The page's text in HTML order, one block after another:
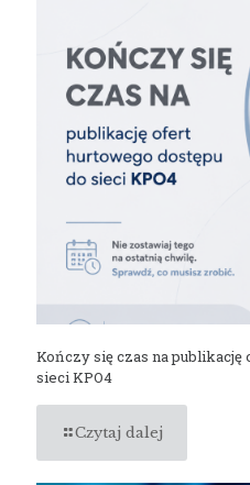
Kończy się czas na
sieci KPO4
Czytaj dalej